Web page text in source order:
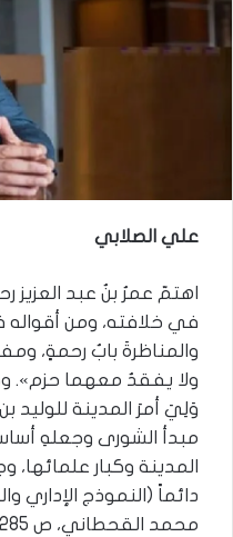
علي الصلابي
اهتمّ عمرُ بنُ عبد العزيز
في خلافته، ومن
والمناظرةَ بابُ رحمةٍ،
ولا يفقدُ معهما حزم».
وَلِيَ أمرَ المدينة للوليد
مبدأ الشورى وجعلهِ
المدينة وكبار
دائماً (النموذج الإداري
محمد القحطاني، ص 285).